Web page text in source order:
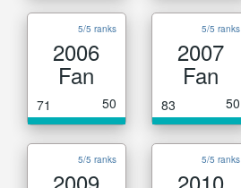
5/5 ranks
2006
Fan
71 50
5/5 ranks
2007
Fan
83 50
5/5 ranks 5/5 ranks